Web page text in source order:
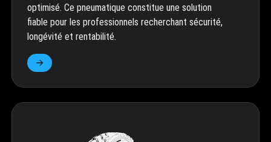
optimisé. Ce pneumatique constitue une solution
fiable pour les professionnels recherchant sécurité,
longévité et rentabilité.